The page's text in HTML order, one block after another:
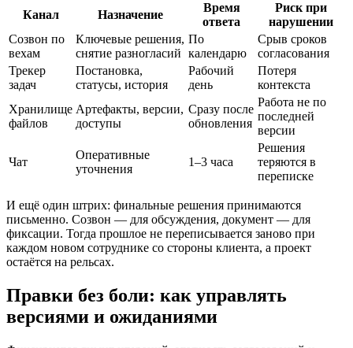
Канал Назначение
Время
ответа
Риск при
нарушении
Созвон по
вехам
Ключевые решения,
снятие разногласий
По
календарю
Срыв сроков
согласования
Трекер
задач
Постановка,
статусы, история
Рабочий
день
Потеря
контекста
Хранилище
файлов
Артефакты, версии,
доступы
Сразу после
обновления
Работа не по
последней
версии
Чат
Оперативные
уточнения
1–3 часа
Решения
теряются в
переписке
И ещё один штрих: финальные решения принимаются
письменно. Созвон — для обсуждения, документ — для
фиксации. Тогда прошлое не переписывается заново при
каждом новом сотруднике со стороны клиента, а проект
остаётся на рельсах.
Правки без боли: как управлять
версиями и ожиданиями